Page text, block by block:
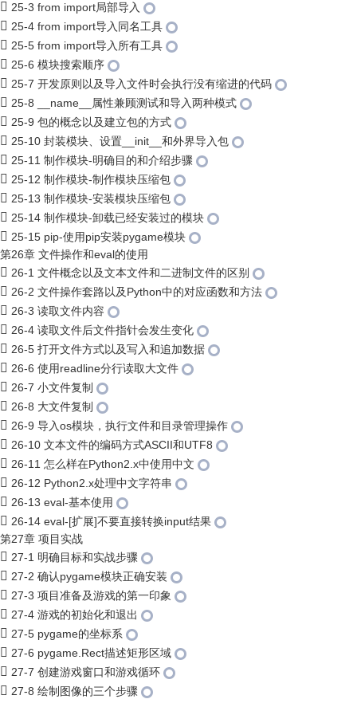
25-3 from import局部导入
25-4 from import导入同名工具
25-5 from import导入所有工具
25-6 模块搜索顺序
25-7 开发原则以及导入文件时会执行没有缩进的代码
25-8 __name__属性兼顾测试和导入两种模式
25-9 包的概念以及建立包的方式
25-10 封装模块、设置__init__和外界导入包
25-11 制作模块-明确目的和介绍步骤
25-12 制作模块-制作模块压缩包
25-13 制作模块-安装模块压缩包
25-14 制作模块-卸载已经安装过的模块
25-15 pip-使用pip安装pygame模块
第26章 文件操作和eval的使用
26-1 文件概念以及文本文件和二进制文件的区别
26-2 文件操作套路以及Python中的对应函数和方法
26-3 读取文件内容
26-4 读取文件后文件指针会发生变化
26-5 打开文件方式以及写入和追加数据
26-6 使用readline分行读取大文件
26-7 小文件复制
26-8 大文件复制
26-9 导入os模块，执行文件和目录管理操作
26-10 文本文件的编码方式ASCII和UTF8
26-11 怎么样在Python2.x中使用中文
26-12 Python2.x处理中文字符串
26-13 eval-基本使用
26-14 eval-[扩展]不要直接转换input结果
第27章 项目实战
27-1 明确目标和实战步骤
27-2 确认pygame模块正确安装
27-3 项目准备及游戏的第一印象
27-4 游戏的初始化和退出
27-5 pygame的坐标系
27-6 pygame.Rect描述矩形区域
27-7 创建游戏窗口和游戏循环
27-8 绘制图像的三个步骤